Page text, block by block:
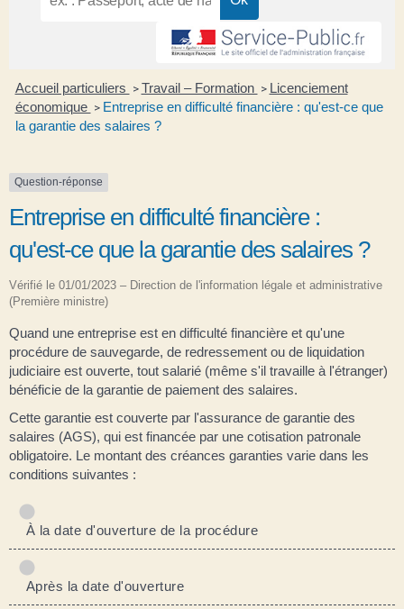
Accueil particuliers > Travail – Formation > Licenciement
économique > Entreprise en difficulté financière : qu'est-ce que
la garantie des salaires ?
Question-réponse
Entreprise en difficulté financière :
qu'est-ce que la garantie des salaires ?
Vérifié le 01/01/2023 – Direction de l'information légale et administrative
(Première ministre)
Quand une entreprise est en difficulté financière et qu'une
procédure de sauvegarde, de redressement ou de liquidation
judiciaire est ouverte, tout salarié (même s'il travaille à l'étranger)
bénéficie de la garantie de paiement des salaires.
Cette garantie est couverte par l'assurance de garantie des
salaires (AGS), qui est financée par une cotisation patronale
obligatoire. Le montant des créances garanties varie dans les
conditions suivantes :
À la date d'ouverture de la procédure
Après la date d'ouverture